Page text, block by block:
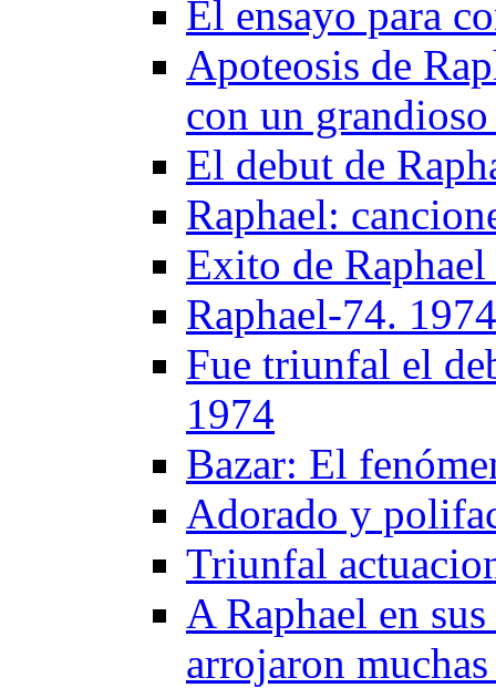
El ensayo para
Apoteosis de
con un
El debut de
Raphael:
Exito de
Raphael-74. 1974
Fue triunfal el
1974
Bazar: El
Adorado y
Triunfal
A Raphael en
arrojaron